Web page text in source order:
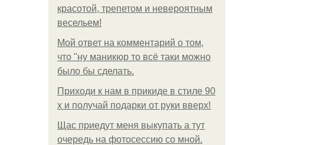
красотой, трепетом и невероятным
весельем!
Мой ответ на комментарий о том,
что "ну маникюр то всё таки можно
было бы сделать.
Приходи к нам в прикиде в стиле 90
х и получай подарки от руки вверх!
Щас приедут меня выкупать а тут
очередь на фотосессию со мной.